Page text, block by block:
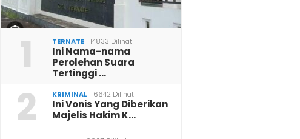
1 TERNATE 14833 Dilihat
Ini Nama-nama
Perolehan Suara
Tertinggi …
2 KRIMINAL 6642 Dilihat
Ini Vonis Yang Diberikan
Majelis Hakim K…